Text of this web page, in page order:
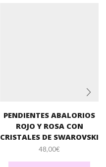
PENDIENTES ABALORIOS
ROJO Y ROSA CON
CRISTALES DE SWAROVSKI
48,00€